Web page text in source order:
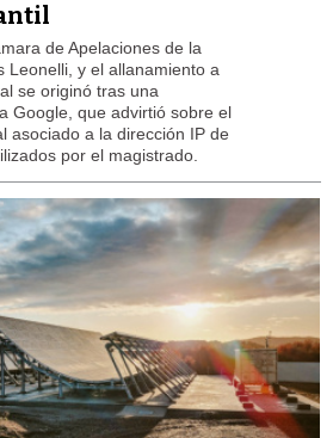
de Apelaciones de la
Leonelli, y el allanamiento a
se originó tras una
Google, que advirtió sobre el
asociado a la dirección IP de
por el magistrado.